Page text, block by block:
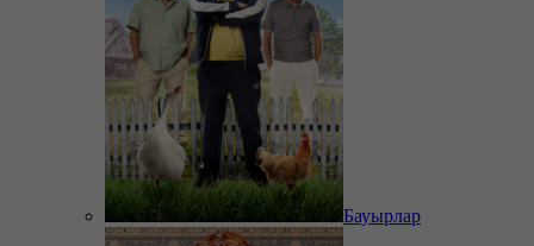
Бауырлар